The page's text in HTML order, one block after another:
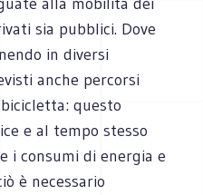
sia pubblici. Dove
in diversi
anche percorsi
questo
e al tempo stesso
i consumi di energia e
è necessario